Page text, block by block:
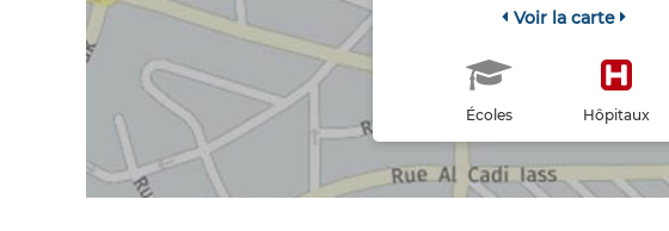
Voir la carte
Écoles Hôpitaux